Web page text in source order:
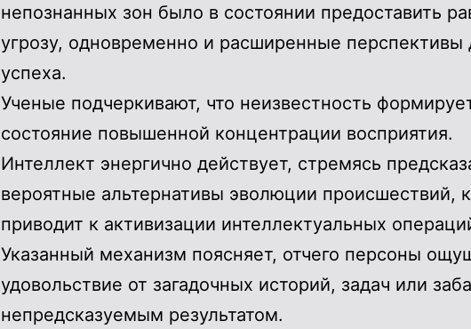
непознанных зон было в состоянии предоставить
угрозу, одновременно и расширенные перспективы
успеха.
Ученые подчеркивают, что неизвестность
состояние повышенной концентрации восприятия.
Интеллект энергично действует, стремясь
вероятные альтернативы эволюции происшествий,
приводит к активизации интеллектуальных
Указанный механизм поясняет, отчего персоны
удовольствие от загадочных историй, задач или
непредсказуемым результатом.